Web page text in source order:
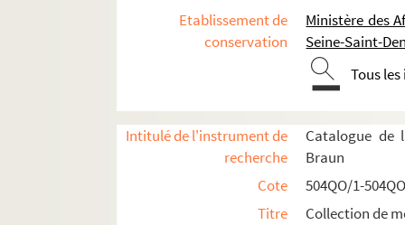
Etablissement de
conservation
Ministère des
Seine-Saint-
Tous
Intitulé de l'instrument de
recherche
Catalogue de
Braun
Cote
504QO/1-
Titre
Collection de
Réceptions données par ou pour les